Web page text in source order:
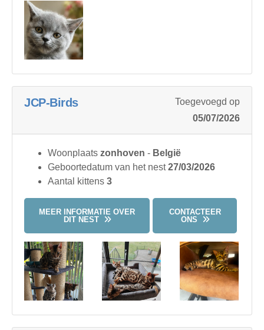
JCP-Birds
Toegevoegd op
05/07/2026
Woonplaats zonhoven - België
Geboortedatum van het nest27/03/2026
Aantal kittens 3
MEER INFORMATIE OVER
DIT NEST
CONTACTEER
ONS